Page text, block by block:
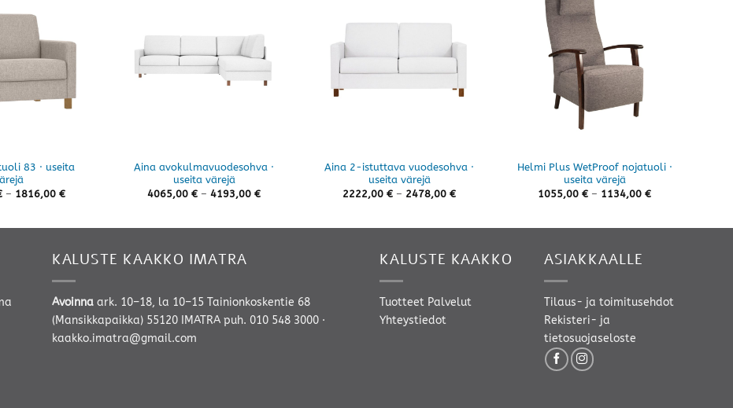
83 · useita
– 1816,00 €Hintaluokka:
Aina avokulmavuodesohva ·
useita värejä
4065,00 € – 4193,00 €Hintaluokka:
Aina 2-istuttava vuodesohva ·
useita värejä
2222,00 € – 2478,00 €Hintaluokka:
Helmi Plus WetProof nojatuoli ·
useita värejä
1055,00 € – 1134,00 €Hintaluokka:
KALUSTE KAAKKO IMATRA
Avoinnaark. 10–18, la 10–15 Tainionkoskentie 68
(Mansikkapaikka) 55120 IMATRA puh. 010 548 3000·
kaakko.imatra@gmail.com
KALUSTE KAAKKO
Tuotteet Palvelut
Yhteystiedot
ASIAKKAALLE
Tilaus- ja toimitusehdot
Rekisteri- ja
tietosuojaseloste